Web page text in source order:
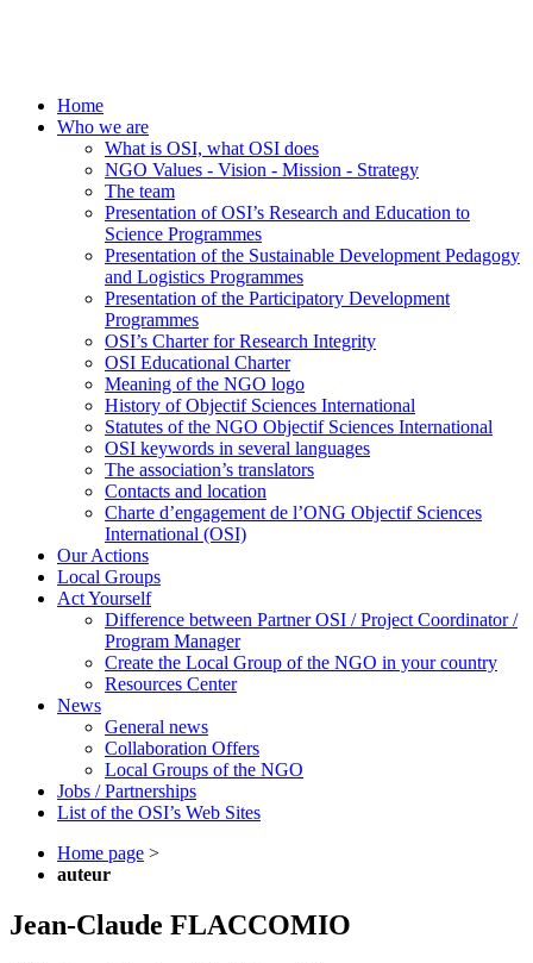
Home
Who we are
What is OSI, what OSI does
NGO Values - Vision - Mission - Strategy
The team
Presentation of OSI’s Research and Education to
Science Programmes
Presentation of the Sustainable Development Pedagogy
and Logistics Programmes
Presentation of the Participatory Development
Programmes
OSI’s Charter for Research Integrity
OSI Educational Charter
Meaning of the NGO logo
History of Objectif Sciences International
Statutes of the NGO Objectif Sciences International
OSI keywords in several languages
The association’s translators
Contacts and location
Charte d’engagement de l’ONG Objectif Sciences
International (OSI)
Our Actions
Local Groups
Act Yourself
Difference between Partner OSI / Project Coordinator /
Program Manager
Create the Local Group of the NGO in your country
Resources Center
News
General news
Collaboration Offers
Local Groups of the NGO
Jobs / Partnerships
List of the OSI’s Web Sites
Home page >
auteur
Jean-Claude FLACCOMIO